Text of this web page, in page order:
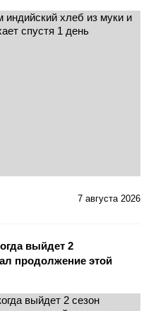
7 августа 2026
выйдет 2
продолжение этой